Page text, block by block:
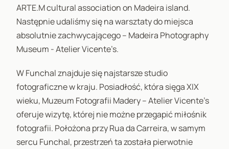
ARTE.M cultural association on Madeira island.
Następnie udaliśmy się na warsztaty do miejsca
absolutnie zachwycającego – Madeira Photography
Museum - Atelier Vicente’s.
W Funchal znajduje się najstarsze studio
fotograficzne w kraju. Posiadłość, która sięga XIX
wieku, Muzeum Fotografii Madery – Atelier Vicente’s
oferuje wizytę, której nie możne przegapić miłośnik
fotografii. Położona przy Rua da Carreira, w samym
sercu Funchal, przestrzeń ta została pierwotnie